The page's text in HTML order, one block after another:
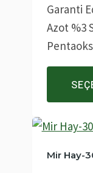
Garanti
Azot %3
Mir Hay-